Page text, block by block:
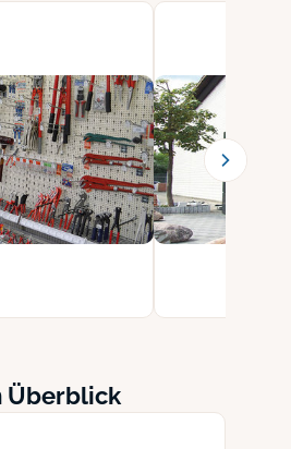
Überblick